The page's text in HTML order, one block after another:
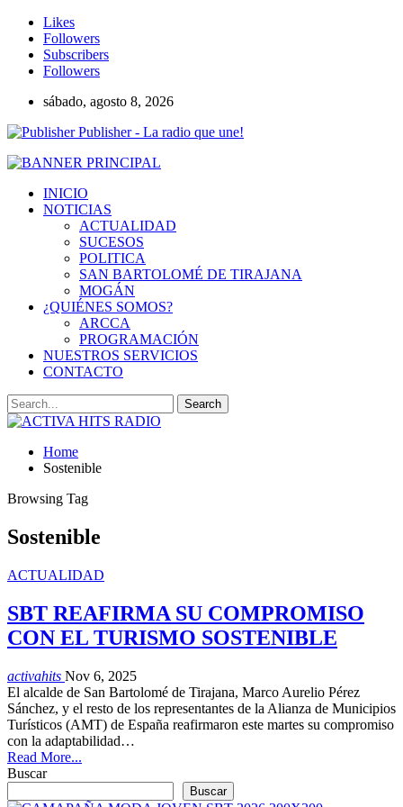
Likes
Followers
Subscribers
Followers
sábado, agosto 8, 2026
Publisher - La radio que une!
INICIO
NOTICIAS
ACTUALIDAD
SUCESOS
POLITICA
SAN BARTOLOMÉ DE TIRAJANA
MOGÁN
¿QUIÉNES SOMOS?
ARCCA
PROGRAMACIÓN
NUESTROS SERVICIOS
CONTACTO
Home
Sostenible
Browsing Tag
Sostenible
ACTUALIDAD
SBT REAFIRMA SU COMPROMISO
CON EL TURISMO SOSTENIBLE
activahits Nov 6, 2025
El alcalde de San Bartolomé de Tirajana, Marco Aurelio Pérez
Sánchez, y el resto de los representantes de la Alianza de Municipios
Turísticos (AMT) de España reafirmaron este martes su compromiso
con la adaptabilidad…
Read More...
Buscar
Buscar